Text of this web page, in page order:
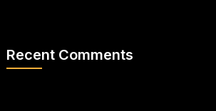
Recent Comments